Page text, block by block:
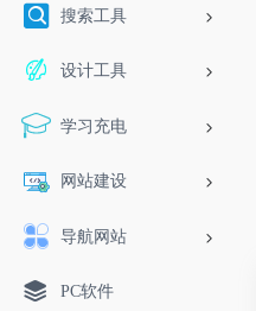
搜索工具
设计工具
学习充电
网站建设
导航网站
PC软件